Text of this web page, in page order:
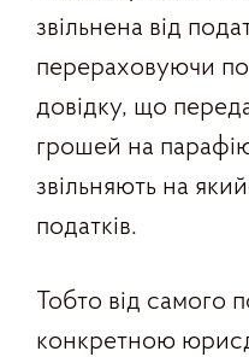
звільнена від
перераховуючи
довідку, що
грошей на
звільняють на
податків.
Тобто від самого
конкретною